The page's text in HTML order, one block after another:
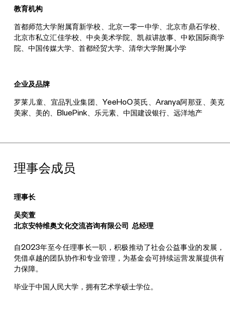
教育机构
首都师范大学附属育新学校、北京一零一中学、北京市鼎石学校、
北京市私立汇佳学校、中央美术学院、凯叔讲故事、中欧国际商学
院、中国传媒大学、首都经贸大学、清华大学附属小学
企业及品牌
罗莱儿童、宜品乳业集团、YeeHoO英氏、Aranya阿那亚、美克
美家、美的、BluePink、乐元素、中国建设银行、远洋地产
理事会成员
理事长
吴奕萱
北京安特维奥文化交流咨询有限公司 总经理
自2023年至今任理事长一职，积极推动了社会公益事业的发展，
凭借卓越的团队协作和专业管理，为基金会可持续运营发展提供有
力保障。
毕业于中国人民大学，拥有艺术学硕士学位。